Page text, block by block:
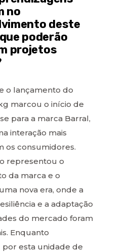
no
deste
poderão
projetos
o lançamento do
marcou o início de
para a marca Barral,
interação mais
os consumidores.
representou o
da marca e o
nova era, onde a
e a adaptação
do mercado foram
Enquanto
por esta unidade de